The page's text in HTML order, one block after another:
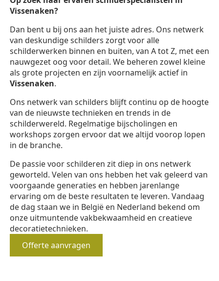
Vissenaken?
Dan bent u bij ons aan het juiste adres. Ons netwerk
van deskundige schilders zorgt voor alle
schilderwerken binnen en buiten, van A tot Z, met een
nauwgezet oog voor detail. We beheren zowel kleine
als grote projecten en zijn voornamelijk actief in
Vissenaken.
Ons netwerk van schilders blijft continu op de hoogte
van de nieuwste technieken en trends in de
schilderwereld. Regelmatige bijscholingen en
workshops zorgen ervoor dat we altijd voorop lopen
in de branche.
De passie voor schilderen zit diep in ons netwerk
geworteld. Velen van ons hebben het vak geleerd van
voorgaande generaties en hebben jarenlange
ervaring om de beste resultaten te leveren. Vandaag
de dag staan we in België en Nederland bekend om
onze uitmuntende vakbekwaamheid en creatieve
decoratietechnieken.
Offerte aanvragen